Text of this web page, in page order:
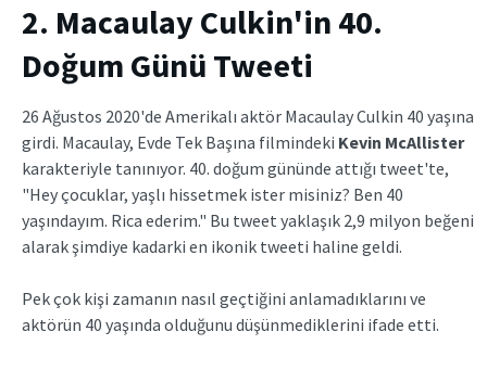
2. Macaulay Culkin'in 40.
Doğum Günü Tweeti
26 Ağustos 2020'de Amerikalı aktör Macaulay Culkin 40 yaşına
girdi. Macaulay, Evde Tek Başına filmindeki Kevin McAllister
karakteriyle tanınıyor. 40. doğum gününde attığı tweet'te,
"Hey çocuklar, yaşlı hissetmek ister misiniz? Ben 40
yaşındayım. Rica ederim." Bu tweet yaklaşık 2,9 milyon beğeni
alarak şimdiye kadarki en ikonik tweeti haline geldi.
Pek çok kişi zamanın nasıl geçtiğini anlamadıklarını ve
aktörün 40 yaşında olduğunu düşünmediklerini ifade etti.